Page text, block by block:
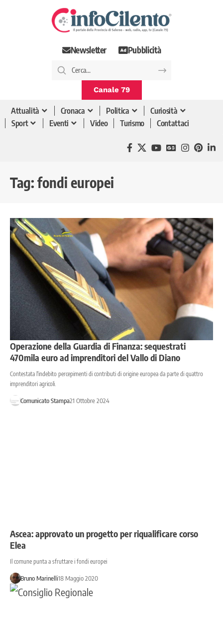
Newsletter Pubblicità
Canale 79
Attualità Cronaca Politica
Curiosità
Sport
Eventi Video Turismo Contattaci
Tag: fondi europei
Operazione della Guardia di Finanza: sequestrati
470mila euro ad imprenditori del Vallo di Diano
Contestata l'indebito percepimenti di contributi di origine europea da parte di quattro
imprenditori agricoli.
Comunicato Stampa21 Ottobre 2024
Ascea: approvato un progetto per riqualificare corso
Elea
Il comune punta a sfruttare i fondi europei
Bruno Marinelli18 Maggio 2020